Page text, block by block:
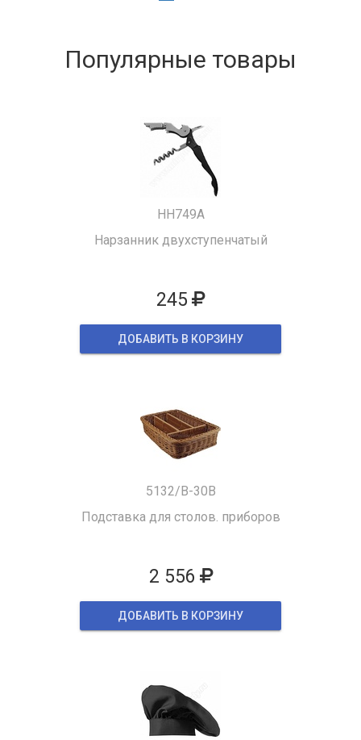
Популярные товары
HH749A
Нарзанник двухступенчатый
245
ДОБАВИТЬ В КОРЗИНУ
5132/B-30B
Подставка для столов. приборов
2 556
ДОБАВИТЬ В КОРЗИНУ